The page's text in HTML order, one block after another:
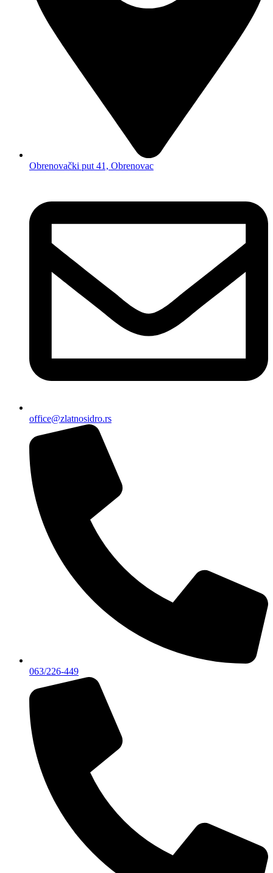
Obrenovački put 41, Obrenovac
office@zlatnosidro.rs
063/226-449